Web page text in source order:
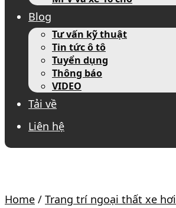
Blog
Tư vấn kỹ thuật
Tin tức ô tô
Tuyển dụng
Thông báo
VIDEO
Tải về
Liên hệ
Home / Trang trí ngoại thất xe hơi